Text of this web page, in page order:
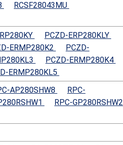
RCSF28043MU
PCZD-ERP280KLY
ERMP280K2
PCZD-
PCZD-ERMP280K4
ERMP280KL5
AP280SHW8
RPC-
RPC-GP280RSHW2